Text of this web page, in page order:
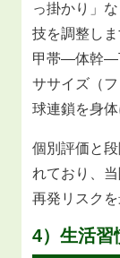
っ掛かり」
技を調整し
甲帯―体幹―
ササイズ（
球連鎖を身体
個別評価と
れており、
再発リスクを
4）生活習